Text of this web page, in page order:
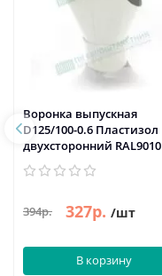
Воронка выпускная
D125/100-0.6 Пластизол
двухсторонний RAL9010
394р. 327р. /шт
В корзину